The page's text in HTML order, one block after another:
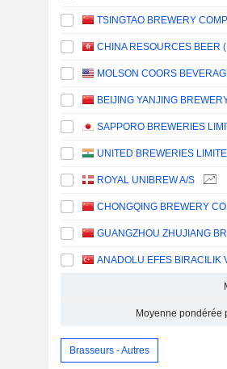
UNITED BREWERIES
ROYAL UNIBREW A/S
Moyenne pondérée
Brasseurs - Autres